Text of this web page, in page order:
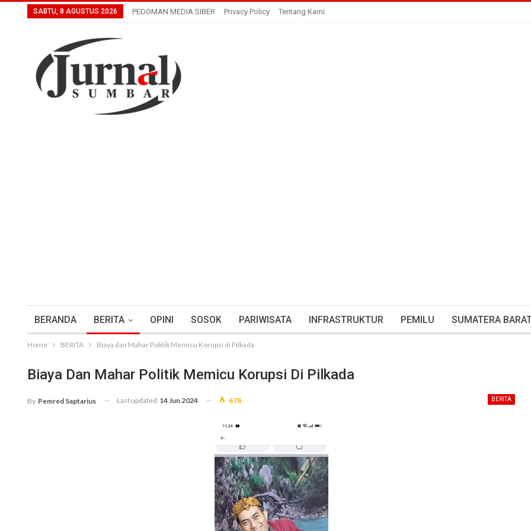
SABTU, 8 AGUSTUS 2026 PEDOMAN MEDIA SIBER Privacy Policy Tentang Kami
BERANDA BERITA OPINI SOSOK PARIWISATA INFRASTRUKTUR PEMILU SUMATERA
Home BERITA Biaya dan Mahar Politik Memicu Korupsi di Pilkada
Biaya Dan Mahar Politik Memicu Korupsi Di Pilkada
BERITA
By Pemred Saptarius Last updated 14 Jun 2024 678